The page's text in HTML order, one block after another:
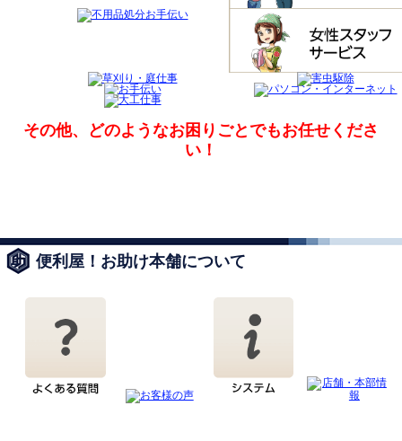
その他、どのようなお困りごとでもお任せくださ
い！
便利屋！お助け本舗について